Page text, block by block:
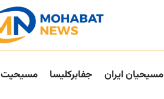
مسیحیان ایران جفا‌بر‌کلیسا مسیحیت